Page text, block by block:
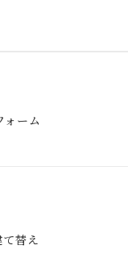
ォーム
て替え